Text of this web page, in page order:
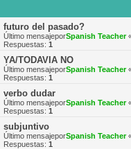
futuro del pasado?
Último mensajeporSpanish Teacher
Respuestas: 1
YA/TODAVIA NO
Último mensajeporSpanish Teacher
Respuestas: 1
verbo dudar
Último mensajeporSpanish Teacher
Respuestas: 1
subjuntivo
Último mensajeporSpanish Teacher
Respuestas: 1